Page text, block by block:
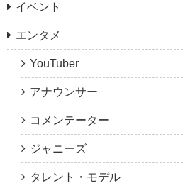
イベント
エンタメ
YouTuber
アナウンサー
コメンテーター
ジャニーズ
タレント・モデル